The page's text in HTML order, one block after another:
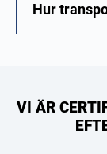
Hur
VI ÄR